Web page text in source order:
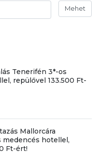
Mehet
Tenerifén 3*-os
repülővel 133.500 Ft-
Mallorcára
medencés hotellel,
Ft-ért!